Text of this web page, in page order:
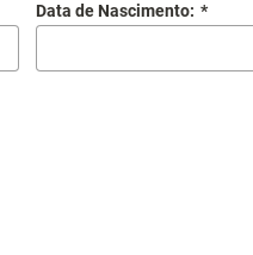
Data de Nascimento: *